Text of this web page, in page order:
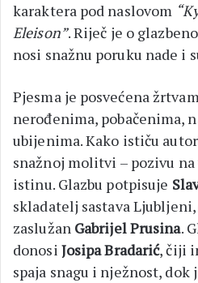
karaktera pod naslovom
Eleison”. Riječ je o
nosi snažnu poruku nade i
Pjesma je posvećena
nerođenima, pobačenima,
ubijenima. Kako ističu
snažnoj molitvi – pozivu
istinu. Glazbu potpisuje
skladatelj sastava
zaslužan Gabrijel Prusina.
donosi Josipa Bradarić, čiji
spaja snagu i nježnost,